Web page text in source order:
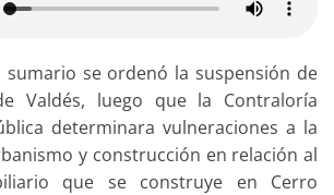
sumario se ordenó la suspensión de
Valdés, luego que la Contraloría
determinara vulneraciones a la
y construcción en relación al
que se construye en Cerro